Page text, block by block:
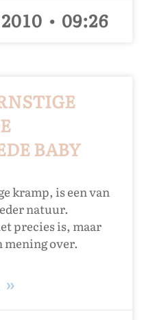
09:26
BABY
kramp, is een van
natuur.
precies is, maar
mening over.
»